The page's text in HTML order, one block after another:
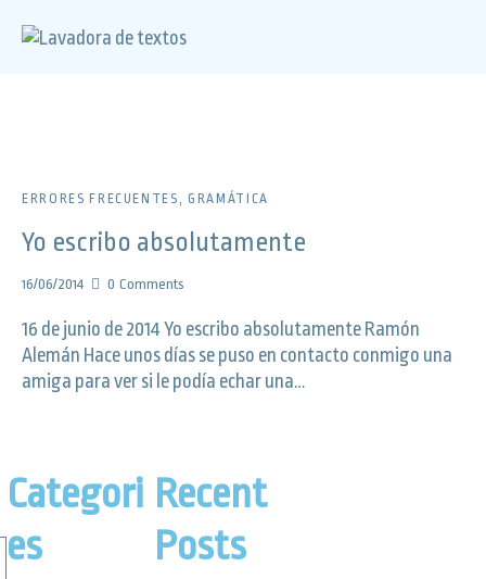
ERRORES FRECUENTES , GRAMÁTICA
Yo escribo absolutamente
16/06/2014 0 Comments
16 de junio de 2014 Yo escribo absolutamente Ramón
Alemán Hace unos días se puso en contacto conmigo una
amiga para ver si le podía echar una…
Categori
es
Recent
Posts